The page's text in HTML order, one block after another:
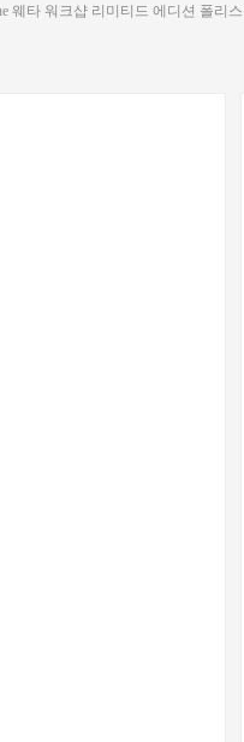
웨타 워크샵 리미티드 에디션